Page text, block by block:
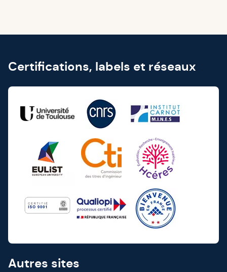
Certifications, labels et réseaux
Autres sites